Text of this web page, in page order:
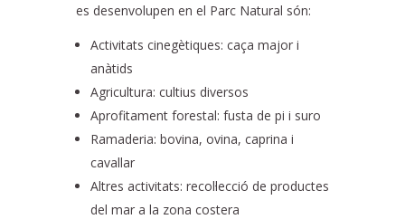
es desenvolupen en el Parc Natural són:
Activitats cinegètiques: caça major i
anàtids
Agricultura: cultius diversos
Aprofitament forestal: fusta de pi i suro
Ramaderia: bovina, ovina, caprina i
cavallar
Altres activitats: recol·lecció de productes
del mar a la zona costera